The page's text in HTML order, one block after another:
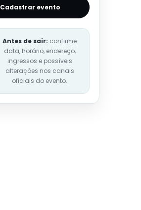
Cadastrar evento
Antes de sair: confirme
data, horário, endereço,
ingressos e possíveis
alterações nos canais
oficiais do evento.